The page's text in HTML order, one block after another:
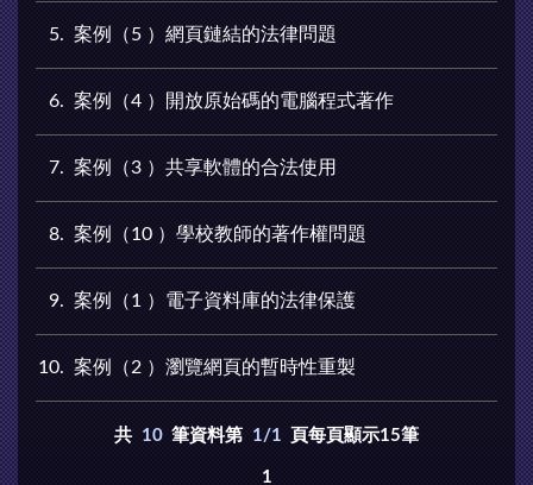
5 案例（5 ）網頁鏈結的法律問題
6 案例（4 ）開放原始碼的電腦程式著作
7 案例（3 ）共享軟體的合法使用
8 案例（10 ）學校教師的著作權問題
9 案例（1 ）電子資料庫的法律保護
10 案例（2 ）瀏覽網頁的暫時性重製
共 10 筆資料第 1/1 頁每頁顯示15筆
1